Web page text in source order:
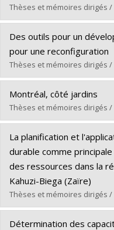
Lien vers le document
Thèses et mémoires dirigés /
Diplômé(e) :Waaub,
Cycle :Doctorat
Diplôme obtenu :Ph. D.
Lien vers le document
Des outils pour un
pour une reconfiguration
Thèses et mémoires dirigés /
Diplômé(e) :De Laet,
Cycle : Doctorat
Diplôme obtenu :Ph. D.
Lien vers le document
Montréal, côté jardins
Thèses et mémoires dirigés /
Diplômé(e) :Eveillard,
Cycle :Maîtrise
Diplôme obtenu :M. Sc.
Lien vers le document
La planification et
durable comme
des ressources dans la
Kahuzi-Biega (Zaïre)
Thèses et mémoires dirigés /
Diplômé(e) :Kasisi,
Détermination des